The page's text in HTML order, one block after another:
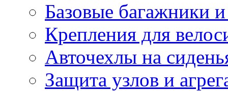
Базовые багажники
Крепления для
Авточехлы на
Защита узлов и